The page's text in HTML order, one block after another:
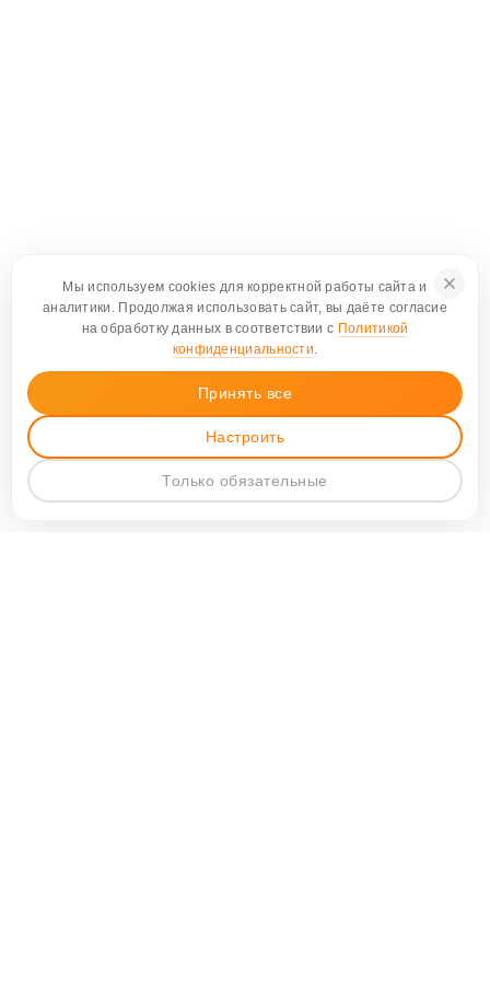
Мы используем cookies для корректной работы сайта и
аналитики. Продолжая использовать сайт, вы даёте согласие
на обработку данных в соответствии с Политикой
конфиденциальности.
Принять все
Настроить
Только обязательные